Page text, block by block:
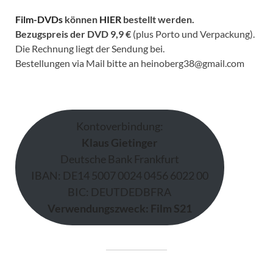
Film-DVDs können HIER bestellt werden.
Bezugspreis der DVD 9,9 € (plus Porto und Verpackung).
Die Rechnung liegt der Sendung bei.
Bestellungen via Mail bitte an heinoberg38@gmail.com
Kontoverbindung:
Klaus Gietinger
Deutsche Bank Frankfurt
IBAN: DE14 5007 0024 0456 6022 00
BIC: DEUTDEDBFRA
Verwendungszweck: Film S21